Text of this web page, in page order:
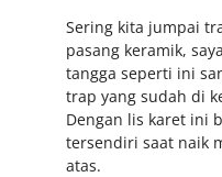
Sering kita jumpai
pasang keramik,
tangga seperti ini
trap yang sudah di
Dengan lis karet ini
tersendiri saat naik
atas.